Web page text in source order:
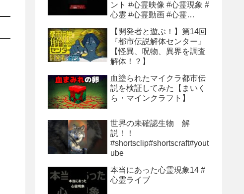
ント #心霊映像 #心霊現象 #
心霊 #心霊動画 #心霊
【開発者と遊ぶ！】第14回
『都市伝説解体センター』
【怪異、呪物、異界を調査
解体！？】
血塗られたマイクラ都市伝
説を検証してみた【まいく
ら・マインクラフト】
世界の未確認生物 解
説！！
#shortsclip#shortscraft#yout
ube
本当にあった心霊現象14 #
心霊ライブ